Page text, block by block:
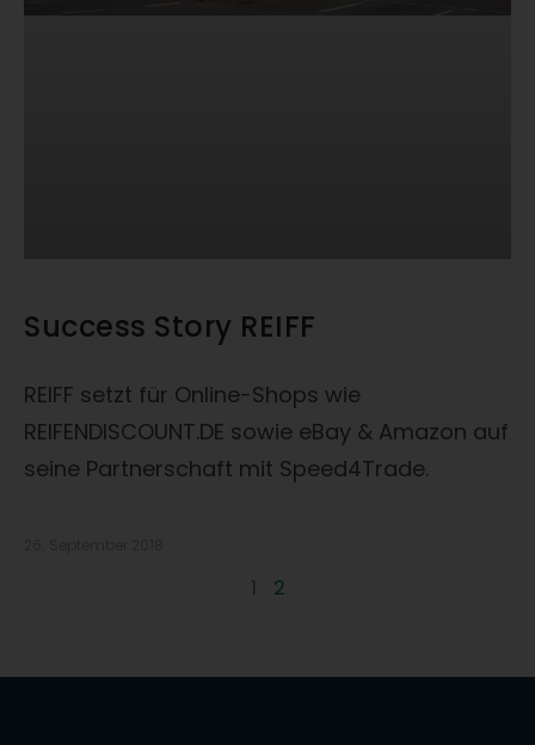
Success Story REIFF
REIFF setzt für Online-Shops wie
REIFENDISCOUNT.DE sowie eBay & Amazon auf
seine Partnerschaft mit Speed4Trade.
1 2